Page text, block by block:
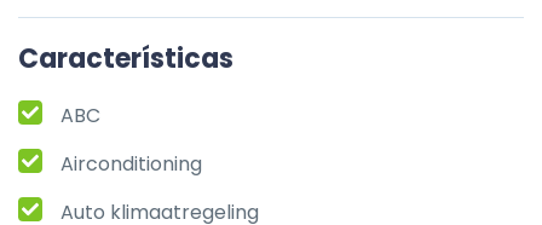
Características
ABC
Airconditioning
Auto klimaatregeling